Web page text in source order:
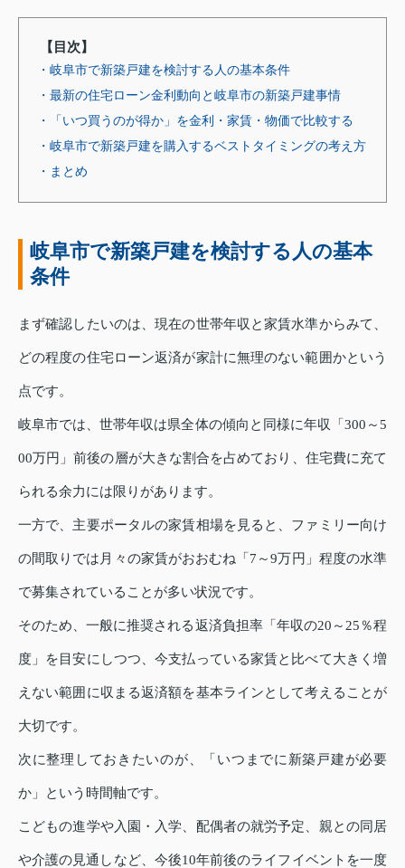
【目次】
・岐阜市で新築戸建を検討する人の基本条件
・最新の住宅ローン金利動向と岐阜市の新築戸建事情
・「いつ買うのが得か」を金利・家賃・物価で比較する
・岐阜市で新築戸建を購入するベストタイミングの考え方
・まとめ
岐阜市で新築戸建を検討する人の基本
条件
まず確認したいのは、現在の世帯年収と家賃水準からみて、
どの程度の住宅ローン返済が家計に無理のない範囲かという
点です。
岐阜市では、世帯年収は県全体の傾向と同様に年収「300～5
00万円」前後の層が大きな割合を占めており、住宅費に充て
られる余力には限りがあります。
一方で、主要ポータルの家賃相場を見ると、ファミリー向け
の間取りでは月々の家賃がおおむね「7～9万円」程度の水準
で募集されていることが多い状況です。
そのため、一般に推奨される返済負担率「年収の20～25％程
度」を目安にしつつ、今支払っている家賃と比べて大きく増
えない範囲に収まる返済額を基本ラインとして考えることが
大切です。
次に整理しておきたいのが、「いつまでに新築戸建が必要
か」という時間軸です。
こどもの進学や入園・入学、配偶者の就労予定、親との同居
や介護の見通しなど、今後10年前後のライフイベントを一度